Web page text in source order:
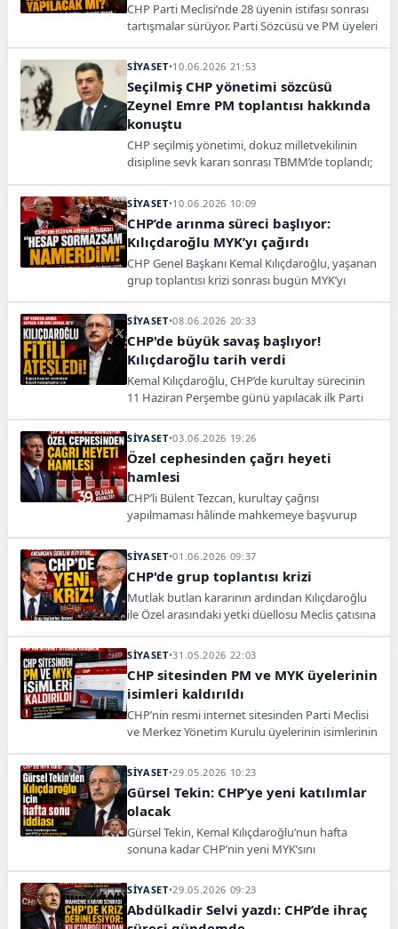
CHP Parti Meclisi’nde 28 üyenin istifası sonrası
tartışmalar sürüyor. Parti Sözcüsü ve PM üyeleri
SİYASET•10.06.2026 21:53
Seçilmiş CHP yönetimi sözcüsü
Zeynel Emre PM toplantısı hakkında
konuştu
CHP seçilmiş yönetimi, dokuz milletvekilinin
disipline sevk kararı sonrası TBMM’de toplandı;
SİYASET•10.06.2026 10:09
CHP’de arınma süreci başlıyor:
Kılıçdaroğlu MYK’yı çağırdı
CHP Genel Başkanı Kemal Kılıçdaroğlu, yaşanan
grup toplantısı krizi sonrası bugün MYK’yı
ele alacak.
SİYASET•08.06.2026 20:33
CHP'de büyük savaş başlıyor!
Kılıçdaroğlu tarih verdi
Kemal Kılıçdaroğlu, CHP’de kurultay sürecinin
11 Haziran Perşembe günü yapılacak ilk Parti
SİYASET•03.06.2026 19:26
Özel cephesinden çağrı heyeti
hamlesi
CHP’li Bülent Tezcan, kurultay çağrısı
yapılmaması hâlinde mahkemeye başvurup
SİYASET•01.06.2026 09:37
CHP'de grup toplantısı krizi
Mutlak butlan kararının ardından Kılıçdaroğlu
ile Özel arasındaki yetki düellosu Meclis çatısına
toplantısında.
SİYASET•31.05.2026 22:03
CHP sitesinden PM ve MYK üyelerinin
isimleri kaldırıldı
CHP’nin resmi internet sitesinden Parti Meclisi
ve Merkez Yönetim Kurulu üyelerinin isimlerinin
SİYASET•29.05.2026 10:23
Gürsel Tekin: CHP’ye yeni katılımlar
olacak
Gürsel Tekin, Kemal Kılıçdaroğlu’nun hafta
sonuna kadar CHP’nin yeni MYK’sını
SİYASET•29.05.2026 09:23
Abdülkadir Selvi yazdı: CHP’de ihraç